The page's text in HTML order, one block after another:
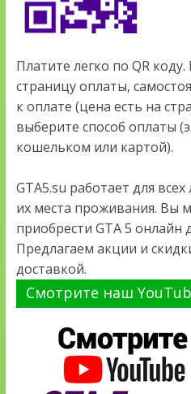
Платите легко по QR
страницу оплаты,
к оплате (цена есть на
выберите способ оплаты
кошельком или картой).
GTA5.su работает для
их места проживания. Вы
приобрести GTA 5 онлайн
Предлагаем акции и
доставкой.
Смотрите наш